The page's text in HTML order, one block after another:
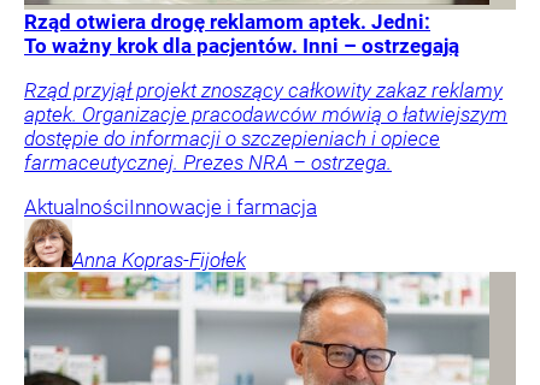
Rząd otwiera drogę reklamom aptek. Jedni:
To ważny krok dla pacjentów. Inni – ostrzegają
Rząd przyjął projekt znoszący całkowity zakaz reklamy
aptek. Organizacje pracodawców mówią o łatwiejszym
dostępie do informacji o szczepieniach i opiece
farmaceutycznej. Prezes NRA – ostrzega.
AktualnościInnowacje i farmacja
Anna Kopras-Fijołek